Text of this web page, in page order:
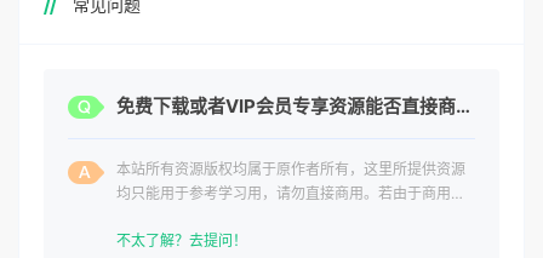
常见问题
免费下载或者VIP会员专享资源能否直接商用？
本站所有资源版权均属于原作者所有，这里所提供资源
均只能用于参考学习用，请勿直接商用。若由于商用引
不太了解？去提问！